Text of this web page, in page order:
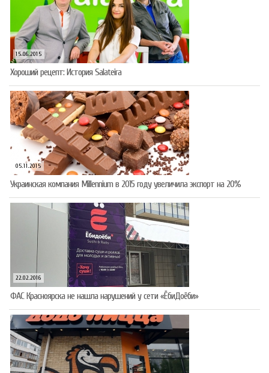
15.06.2015
Хороший рецепт: История Salateira
05.11.2015
Украинская компания Millennium в 2015 году увеличила экспорт на 20%
22.02.2016
ФАС Красноярска не нашла нарушений у сети «ЁбиДоёби»